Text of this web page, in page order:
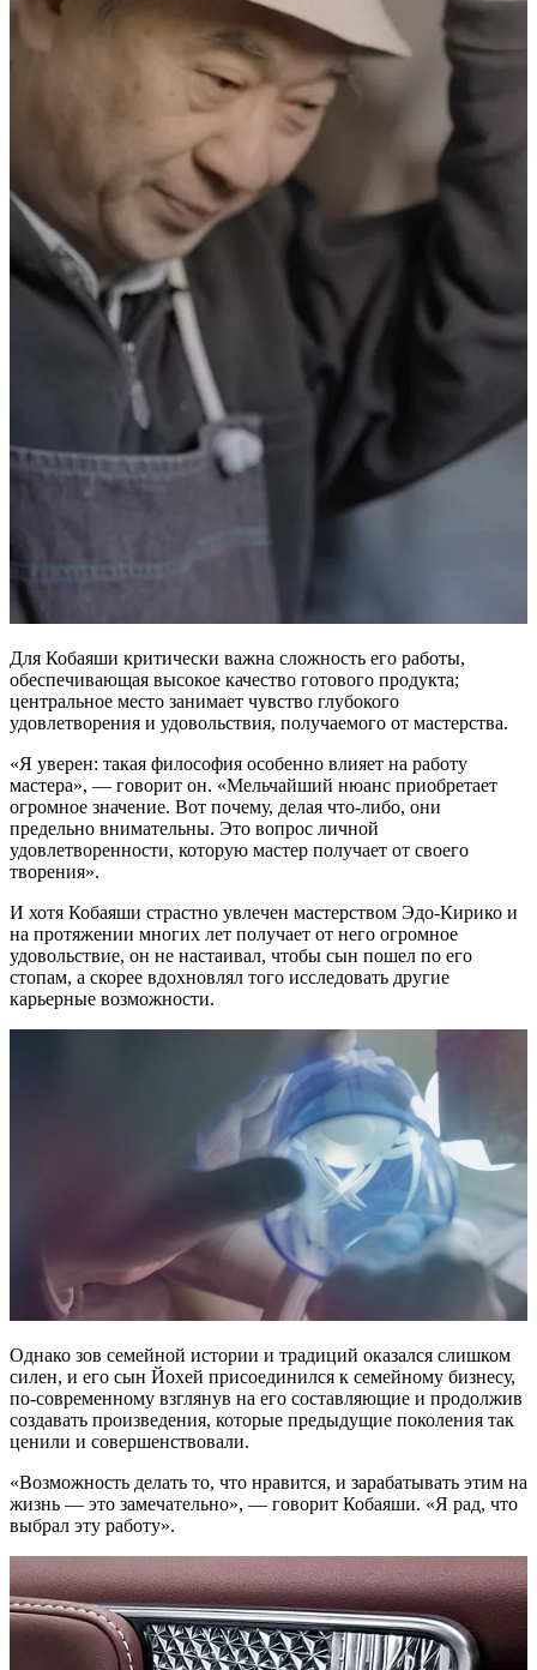
Для Кобаяши критически важна сложность его работы,
обеспечивающая высокое качество готового продукта;
центральное место занимает чувство глубокого
удовлетворения и удовольствия, получаемого от мастерства.
«Я уверен: такая философия особенно влияет на работу
мастера», — говорит он. «Мельчайший нюанс приобретает
огромное значение. Вот почему, делая что-либо, они
предельно внимательны. Это вопрос личной
удовлетворенности, которую мастер получает от своего
творения».
И хотя Кобаяши страстно увлечен мастерством Эдо-Кирико и
на протяжении многих лет получает от него огромное
удовольствие, он не настаивал, чтобы сын пошел по его
стопам, а скорее вдохновлял того исследовать другие
карьерные возможности.
Однако зов семейной истории и традиций оказался слишком
силен, и его сын Йохей присоединился к семейному бизнесу,
по-современному взглянув на его составляющие и продолжив
создавать произведения, которые предыдущие поколения так
ценили и совершенствовали.
«Возможность делать то, что нравится, и зарабатывать этим на
жизнь — это замечательно», — говорит Кобаяши. «Я рад, что
выбрал эту работу».